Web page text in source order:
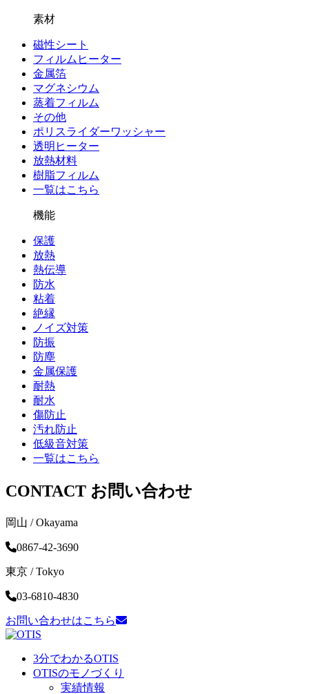
素材
磁性シート
フィルムヒーター
金属箔
マグネシウム
蒸着フィルム
その他
ポリスライダーワッシャー
透明ヒーター
放熱材料
樹脂フィルム
一覧はこちら
機能
保護
放熱
熱伝導
防水
粘着
絶縁
ノイズ対策
防振
防塵
金属保護
耐熱
耐水
傷防止
汚れ防止
低級音対策
一覧はこちら
CONTACT お問い合わせ
岡山 / Okayama
0867-42-3690
東京 / Tokyo
03-6810-4830
お問い合わせはこちら
3分でわかるOTIS
OTISのモノづくり
実績情報